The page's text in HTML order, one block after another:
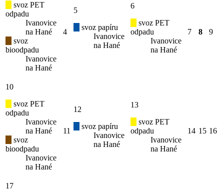
svoz PET
odpadu
Ivanovice
na Hané
svoz
bioodpadu
Ivanovice
na Hané
4
5
svoz papíru
Ivanovice
na Hané
6
svoz PET
odpadu
Ivanovice
na Hané
7 8 9
10
svoz PET
odpadu
Ivanovice
na Hané
svoz
bioodpadu
Ivanovice
na Hané
11
12
svoz papíru
Ivanovice
na Hané
13
svoz PET
odpadu
Ivanovice
na Hané
14 15 16
17